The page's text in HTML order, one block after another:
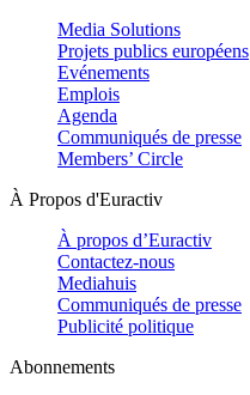
Media Solutions
Projets publics européens
Evénements
Emplois
Agenda
Communiqués de presse
Members’ Circle
À Propos d'Euractiv
À propos d’Euractiv
Contactez-nous
Mediahuis
Communiqués de presse
Publicité politique
Abonnements